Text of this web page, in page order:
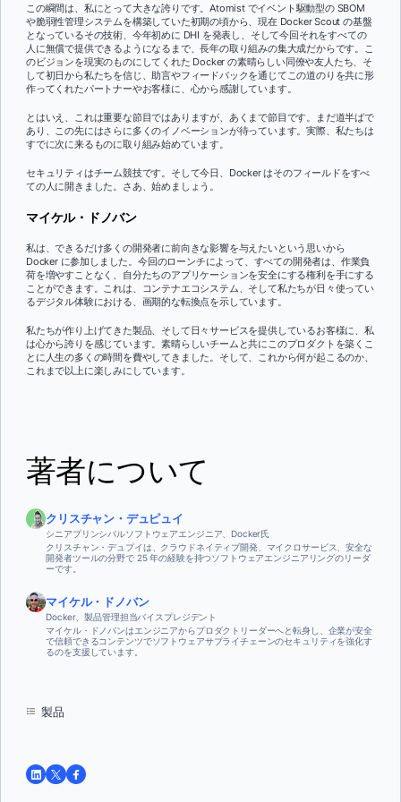
この瞬間は、私にとって大きな誇りです。Atomist でイベント駆動型の SBOM
や脆弱性管理システムを構築していた初期の頃から、現在 Docker Scout の基盤
となっているその技術、今年初めに DHI を発表し、そして今回それをすべての
人に無償で提供できるようになるまで、長年の取り組みの集大成だからです。こ
のビジョンを現実のものにしてくれた Docker の素晴らしい同僚や友人たち、そ
して初日から私たちを信じ、助言やフィードバックを通じてこの道のりを共に形
作ってくれたパートナーやお客様に、心から感謝しています。
とはいえ、これは重要な節目ではありますが、あくまで節目です。まだ道半ばで
あり、この先にはさらに多くのイノベーションが待っています。実際、私たちは
すでに次に来るものに取り組み始めています。
セキュリティはチーム競技です。そして今日、Docker はそのフィールドをすべ
ての人に開きました。さあ、始めましょう。
マイケル・ドノバン
私は、できるだけ多くの開発者に前向きな影響を与えたいという思いから
Docker に参加しました。今回のローンチによって、すべての開発者は、作業負
荷を増やすことなく、自分たちのアプリケーションを安全にする権利を手にする
ことができます。これは、コンテナエコシステム、そして私たちが日々使ってい
るデジタル体験における、画期的な転換点を示しています。
私たちが作り上げてきた製品、そして日々サービスを提供しているお客様に、私
は心から誇りを感じています。素晴らしいチームと共にこのプロダクトを築くこ
とに人生の多くの時間を費やしてきました。そして、これから何が起こるのか、
これまで以上に楽しみにしています。
著者について
クリスチャン・デュピュイ
シニアプリンシパルソフトウェアエンジニア、Docker氏
クリスチャン・デュプイは、クラウドネイティブ開発、マイクロサービス、安全な
開発者ツールの分野で 25 年の経験を持つソフトウェアエンジニアリングのリーダ
ーです。
マイケル・ドノバン
Docker、製品管理担当バイスプレジデント
マイケル・ドノバンはエンジニアからプロダクトリーダーへと転身し、企業が安全
で信頼できるコンテンツでソフトウェアサプライチェーンのセキュリティを強化す
るのを支援しています。
製品